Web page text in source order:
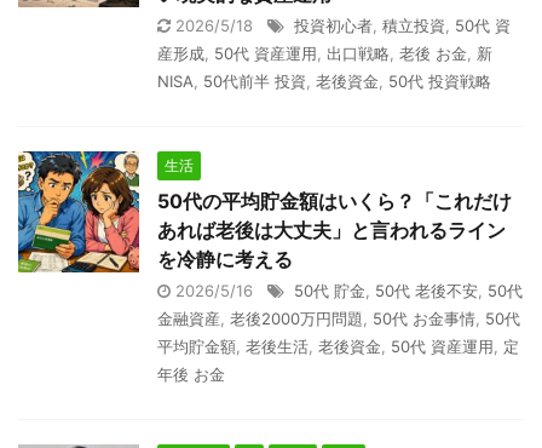
2026/5/18 投資初心者 積立投資
50代 資
産形成 50代 資産運用 出口戦略 老後 お金
新
NISA
50代前半 投資 老後資金 50代 投資戦略
生活
50代の平均貯金額はいくら？「これだけ
あれば老後は大丈夫」と言われるライン
を冷静に考える
2026/5/16 50代 貯金 50代 老後不安 50代
金融資産 老後2000万円問題 50代 お金事情 50代
平均貯金額 老後生活 老後資金 50代 資産運用
定
年後 お金